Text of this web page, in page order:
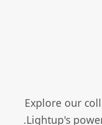
Explore our
Lightup's